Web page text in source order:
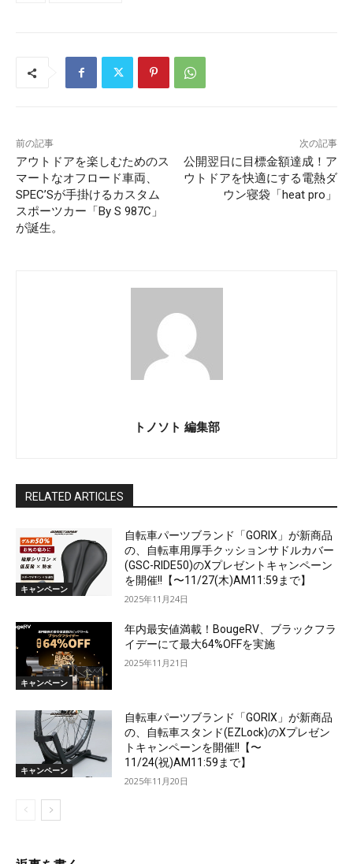
前の記事
アウトドアを楽しむためのス
マートなオフロード車両、
SPEC’Sが手掛けるカスタム
スポーツカー「By S 987C」
が誕生。
次の記事
公開翌日に目標金額達成！ア
ウトドアを快適にする電熱ダ
ウン寝袋「heat pro」
トノソト 編集部
RELATED ARTICLES
キャンペーン
自転車パーツブランド「GORIX」が新商品
の、自転車用厚手クッションサドルカバー
(GSC-RIDE50)のXプレゼントキャンペーン
を開催!!【〜11/27(木)AM11:59まで】
2025年11月24日
キャンペーン
年内最安値満載！BougeRV、ブラックフラ
イデーにて最大64%OFFを実施
2025年11月21日
キャンペーン
自転車パーツブランド「GORIX」が新商品
の、自転車スタンド(EZLock)のXプレゼン
トキャンペーンを開催!!【〜
11/24(祝)AM11:59まで】
2025年11月20日